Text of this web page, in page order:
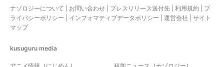
ナゾロジーについて お問い合わせ プレスリリース送付先 利用規約
プ
ライバシーポリシー
インフォマティブデータポリシー 運営会社
サイト
マップ
kusuguru media